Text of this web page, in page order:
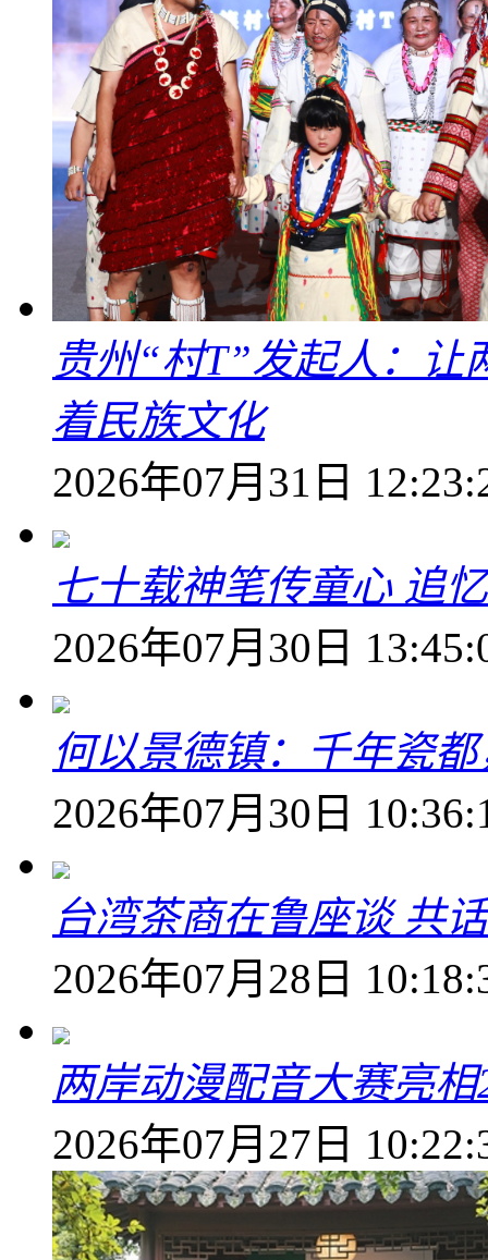
贵州“村T”发起人：让
着民族文化
2026年07月31日
七十载神笔传童心 追
2026年07月30日
何以景德镇：千年瓷
2026年07月30日
台湾茶商在鲁座谈 共
2026年07月28日
两岸动漫配音大赛亮
2026年07月27日